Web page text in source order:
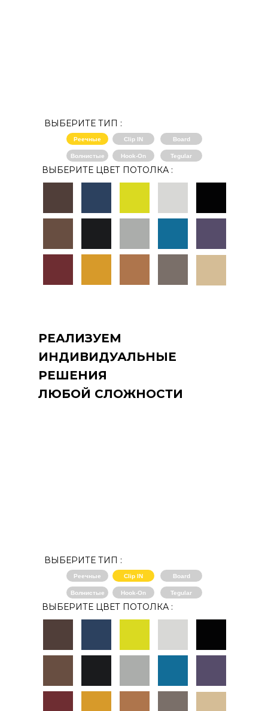
ВЫБЕРИТЕ ЦВЕТ ПОТОЛКА :
ВЫБЕРИТЕ ТИП :
Реечные Clip IN Board
Волнистые Hook-On Tegular
РЕАЛИЗУЕМ
ИНДИВИДУАЛЬНЫЕ
РЕШЕНИЯ
ЛЮБОЙ СЛОЖНОСТИ
ВЫБЕРИТЕ ЦВЕТ ПОТОЛКА :
ВЫБЕРИТЕ ТИП :
Реечные Clip IN Board
Волнистые Hook-On Tegular